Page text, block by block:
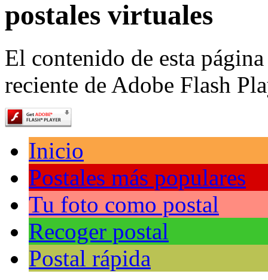
postales virtuales
El contenido de esta
reciente de Adobe Flash
Inicio
Postales más populares
Tu foto como postal
Recoger postal
Postal rápida